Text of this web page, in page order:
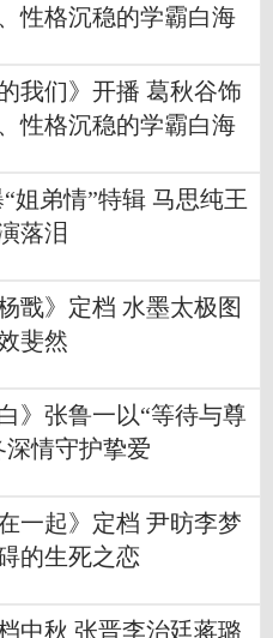
性格沉稳的学霸白海
我们》开播 葛秋谷饰
性格沉稳的学霸白海
“姐弟情”特辑 马思纯王
落泪
戬》定档 水墨太极图
斐然
》张鲁一以“等待与尊
深情守护挚爱
一起》定档 尹昉李梦
的生死之恋
中秋 张晋李治廷蒋璐